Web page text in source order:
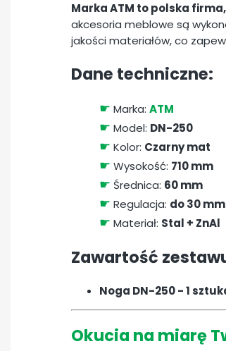
Marka ATM to polska
akcesoria meblowe są
jakości materiałów, co
Dane techniczne:
☛ Marka: ATM
☛ Model: DN-250
☛ Kolor: Czarny mat
☛ Wysokość: 710 mm
☛ Średnica: 60 mm
☛ Regulacja: do 30 mm
☛ Materiał: Stal + ZnAl
Zawartość
Noga DN-250 - 1
Okucia na miarę